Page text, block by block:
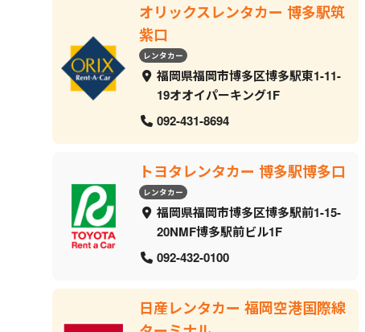
オリックスレンタカー 博多駅筑
紫口
レンタカー
福岡県福岡市博多区博多駅東1-11-
19オオイパーキング1F
092-431-8694
トヨタレンタカー 博多駅博多口
レンタカー
福岡県福岡市博多区博多駅前1-15-
20NMF博多駅前ビル1F
092-432-0100
日産レンタカー 福岡空港国際線